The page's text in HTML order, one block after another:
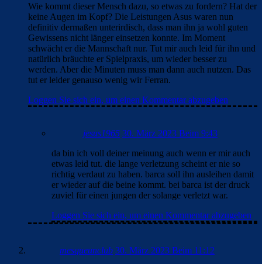
Wie kommt dieser Mensch dazu, so etwas zu fordern? Hat der
keine Augen im Kopf? Die Leistungen Asus waren nun
definitiv dermaßen unterirdisch, dass man ihn ja wohl guten
Gewissens nicht länger einsetzen konnte. Im Moment
schwächt er die Mannschaft nur. Tut mir auch leid für ihn und
natürlich bräuchte er Spielpraxis, um wieder besser zu
werden. Aber die Minuten muss man dann auch nutzen. Das
tut er leider genauso wenig wir Ferran.
Loggen Sie sich ein, um einen Kommentar abzugeben
jesus1965 30. März 2023 Beim 9:43
da bin ich voll deiner meinung auch wenn er mir auch
etwas leid tut. die lange verletzung scheint er nie so
richtig verdaut zu haben. barca soll ihn ausleihen damit
er wieder auf die beine kommt. bei barca ist der druck
zuviel für einen jungen der solange verletzt war.
Loggen Sie sich ein, um einen Kommentar abzugeben
mesqueunclub 30. März 2023 Beim 11:12